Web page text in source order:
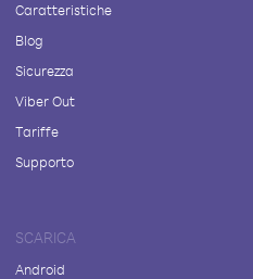
Caratteristiche
Blog
Sicurezza
Viber Out
Tariffe
Supporto
SCARICA
Android